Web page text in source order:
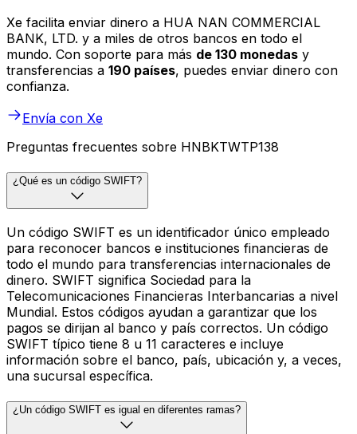
Xe facilita enviar dinero a HUA NAN COMMERCIAL
BANK, LTD. y a miles de otros bancos en todo el
mundo. Con soporte para más de 130 monedas y
transferencias a 190 países, puedes enviar dinero con
confianza.
Envía con Xe
Preguntas frecuentes sobre HNBKTWTP138
¿Qué es un código SWIFT?
Un código SWIFT es un identificador único empleado
para reconocer bancos e instituciones financieras de
todo el mundo para transferencias internacionales de
dinero. SWIFT significa Sociedad para la
Telecomunicaciones Financieras Interbancarias a nivel
Mundial. Estos códigos ayudan a garantizar que los
pagos se dirijan al banco y país correctos. Un código
SWIFT típico tiene 8 u 11 caracteres e incluye
información sobre el banco, país, ubicación y, a veces,
una sucursal específica.
¿Un código SWIFT es igual en diferentes ramas?